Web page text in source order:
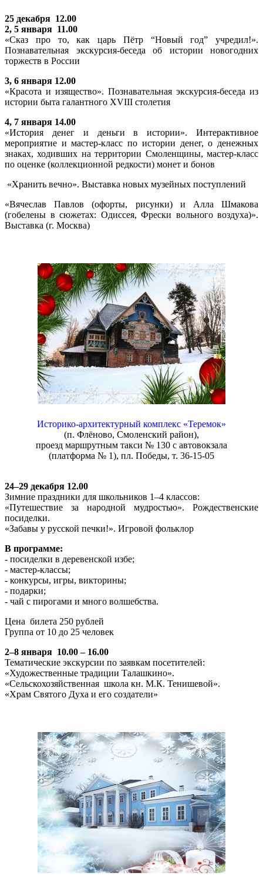
25 декабря 12.00
2, 5 января 11.00
«Сказ про то, как царь Пётр “Новый год” учредил!».
Познавательная экскурсия-беседа об истории новогодних
торжеств в России
3, 6 января 12.00
«Красота и изящество». Познавательная экскурсия-беседа из
истории быта галантного XVIII столетия
4, 7 января 14.00
«История денег и деньги в истории». Интерактивное
мероприятие и мастер-класс по истории денег, о денежных
знаках, ходивших на территории Смоленщины, мастер-класс
по оценке (коллекционной редкости) монет и бонов
«Хранить вечно». Выставка новых музейных поступлений
«Вячеслав Павлов (офорты, рисунки) и Алла Шмакова
(гобелены в сюжетах: Одиссея, Фрески вольного воздуха)».
Выставка (г. Москва)
Историко-архитектурный комплекс «Теремок»
(п. Флёново, Смоленский район),
проезд маршрутным такси № 130 с автовокзала
(платформа № 1), пл. Победы, т. 36-15-05
24–29 декабря 12.00
Зимние праздники для школьников 1–4 классов:
«Путешествие за народной мудростью». Рождественские
посиделки.
«Забавы у русской печки!». Игровой фольклор
В программе:
- посиделки в деревенской избе;
- мастер-классы;
- конкурсы, игры, викторины;
- подарки;
- чай с пирогами и много волшебства.
Цена билета 250 рублей
Группа от 10 до 25 человек
2–8 января 10.00 – 16.00
Тематические экскурсии по заявкам посетителей:
«Художественные традиции Талашкино».
«Сельскохозяйственная школа кн. М.К. Тенишевой».
«Храм Святого Духа и его создатели»